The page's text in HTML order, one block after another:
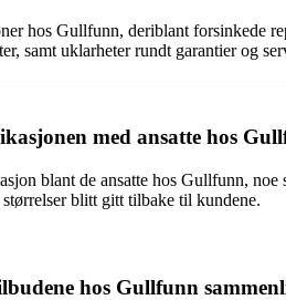
hos Gullfunn, deriblant forsinkede
samt uklarheter rundt garantier og
med ansatte hos
blant de ansatte hos Gullfunn,
blitt gitt tilbake til kundene.
hos Gullfunn